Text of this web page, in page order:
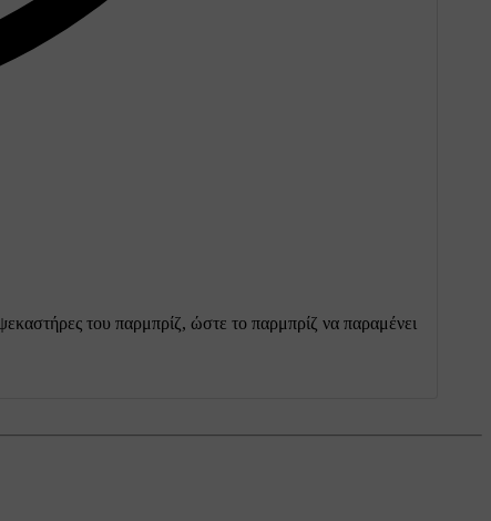
του παρμπρίζ, ώστε το παρμπρίζ να παραμένει